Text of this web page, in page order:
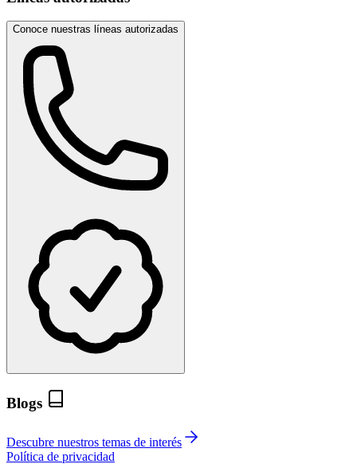
Conoce nuestras líneas autorizadas
Blogs
Descubre nuestros temas de interés
Política de privacidad